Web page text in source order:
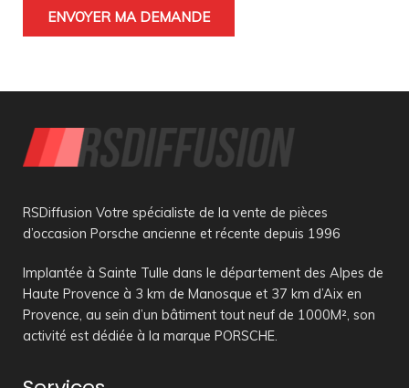
RSDiffusion Votre spécialiste de la vente de pièces
d’occasion Porsche ancienne et récente depuis 1996
Implantée à Sainte Tulle dans le département des Alpes de
Haute Provence à 3 km de Manosque et 37 km d’Aix en
Provence, au sein d’un bâtiment tout neuf de 1000M², son
activité est dédiée à la marque PORSCHE.